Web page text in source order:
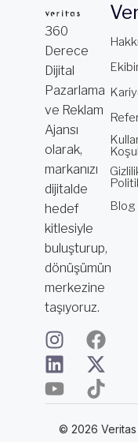
360
Derece
Dijital
Pazarlama
ve Reklam
Ajansı
olarak,
markanızı
dijitalde
hedef
kitlesiyle
buluşturup,
dönüşümün
merkezine
taşıyoruz.
I
n
s
t
g
F
a
c
e
o
L
i
n
k
d
X
-
t
w
t
Y
o
u
t
b
T
i
k
t
k
Blog
© 2026 Veritas